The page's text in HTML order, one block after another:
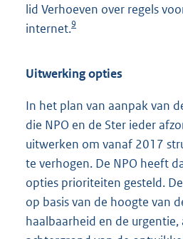
lid Verhoeven over regels
internet.9
Uitwerking opties
In het plan van aanpak van
die NPO en de Ster ieder
uitwerken om vanaf 2017
te verhogen. De NPO heeft
opties prioriteiten gesteld.
op basis van de hoogte van
haalbaarheid en de urgentie,